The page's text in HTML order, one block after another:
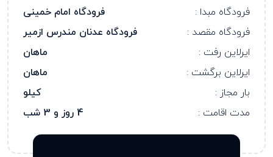
فرودگاه مبدا :
فرودگاه امام خمینی
فرودگاه مقصد :
فرودگاه عدنان مندرس ازمیر
ایرلاین رفت :
ماهان
ایرلاین برگشت :
ماهان
بار مجاز :
کیلو
مدت اقامت :
4 روز و 3 شب